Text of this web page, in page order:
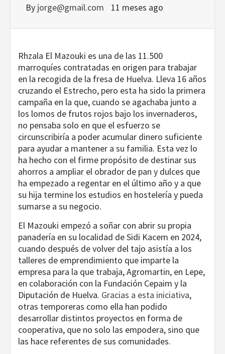
By jorge@gmail.com 11 meses ago
Rhzala El Mazouki es una de las 11.500
marroquíes contratadas en origen para trabajar
en la recogida de la fresa de Huelva. Lleva 16 años
cruzando el Estrecho, pero esta ha sido la primera
campaña en la que, cuando se agachaba junto a
los lomos de frutos rojos bajo los invernaderos,
no pensaba solo en que el esfuerzo se
circunscribiría a poder acumular dinero suficiente
para ayudar a mantener a su familia. Esta vez lo
ha hecho con el firme propósito de destinar sus
ahorros a ampliar el obrador de pan y dulces que
ha empezado a regentar en el último año y a que
su hija termine los estudios en hostelería y pueda
sumarse a su negocio.
El Mazouki empezó a soñar con abrir su propia
panadería en su localidad de Sidi Kacem en 2024,
cuando después de volver del tajo asistía a los
talleres de emprendimiento que imparte la
empresa para la que trabaja, Agromartin, en Lepe,
en colaboración con la Fundación Cepaim y la
Diputación de Huelva. Gracias a esta iniciativa,
otras temporeras como ella han podido
desarrollar distintos proyectos en forma de
cooperativa, que no solo las empodera, sino que
las hace referentes de sus comunidades.